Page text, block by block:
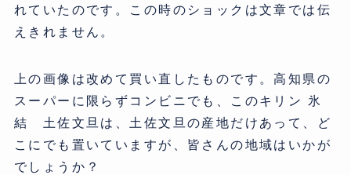
れていたのです。この時のショックは文章では伝
えきれません。
上の画像は改めて買い直したものです。高知県の
スーパーに限らずコンビニでも、このキリン 氷
結 土佐文旦は、土佐文旦の産地だけあって、ど
こにでも置いていますが、皆さんの地域はいかが
でしょうか？